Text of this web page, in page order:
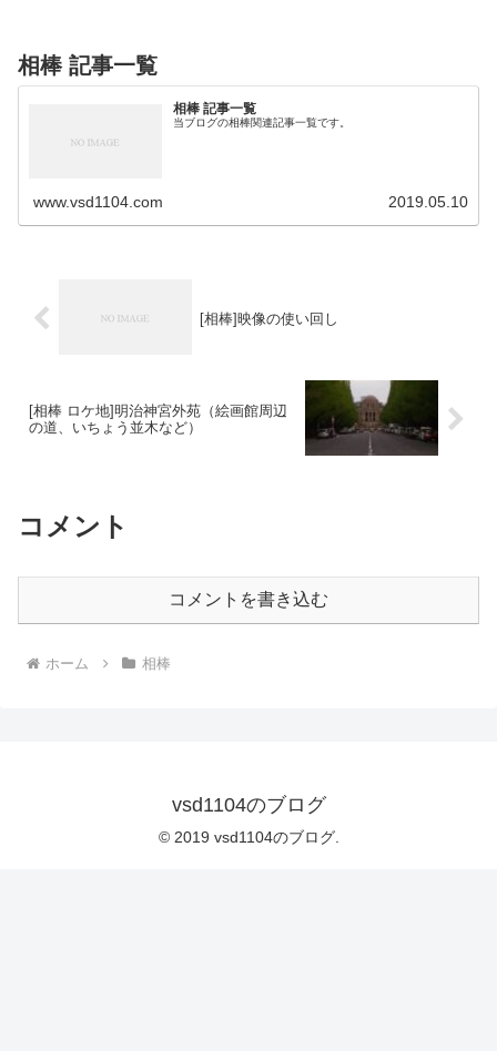
相棒 記事一覧
相棒 記事一覧
当ブログの相棒関連記事一覧です。
www.vsd1104.com 2019.05.10
[相棒]映像の使い回し
[相棒 ロケ地]明治神宮外苑（絵画館周辺
の道、いちょう並木など）
コメント
コメントを書き込む
ホーム 相棒
vsd1104のブログ
© 2019 vsd1104のブログ.